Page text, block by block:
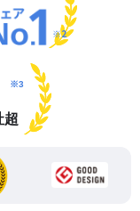
※2
超
※3